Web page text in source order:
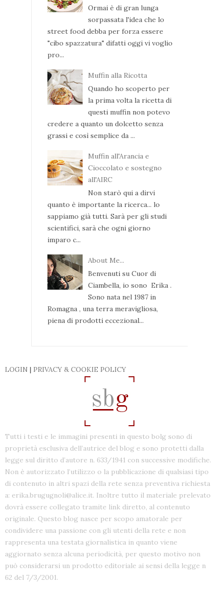
Ormai è di gran lunga
sorpassata l'idea che lo
street food debba per forza essere
"cibo spazzatura" difatti oggi vi voglio
pro...
Muffin alla Ricotta
Quando ho scoperto per
la prima volta la ricetta di
questi muffin non potevo
credere a quanto un dolcetto senza
grassi e così semplice da ...
Muffin all'Arancia e
Cioccolato e sostegno
all'AIRC
Non starò qui a dirvi
quanto è importante la ricerca... lo
sappiamo già tutti. Sarà per gli studi
scientifici, sarà che ogni giorno
imparo c...
About Me...
Benvenuti su Cuor di
Ciambella, io sono Erika .
Sono nata nel 1987 in
Romagna , una terra meravigliosa,
piena di prodotti eccezional...
LOGIN | PRIVACY & COOKIE POLICY
Tutti i testi e le immagini presenti in questo bolg sono di
proprietà esclusiva dell’autrice del blog e sono protetti dalla
legge sul diritto d’autore n. 633/1941 con successive modifiche.
Non è autorizzato l’utilizzo o la pubblicazione di qualsiasi tipo
di contenuto in altri spazi della rete senza preventiva richiesta
a: erika.brugugnoli@alice.it. Inoltre tutto il materiale prelevato
dovrà essere collegato tramite link diretto, al contenuto
originale. Questo blog nasce per scopo amatorale per
condividere una passione con gli utenti della rete e non
rappresenta una testata giornalistica in quanto viene
aggiornato senza alcuna periodicità, per questo motivo non
può considerarsi un prodotto editoriale ai sensi della legge n
62 del 7/3/2001.